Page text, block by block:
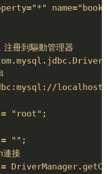
冊到驅動管理器
"root";
"";
接